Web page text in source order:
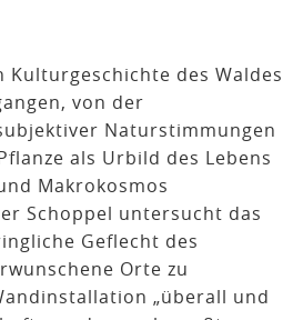
des Waldes
von der
Naturstimmungen
als Urbild des Lebens
Makrokosmos
Schoppel untersucht das
Geflecht des
Orte zu
„überall und